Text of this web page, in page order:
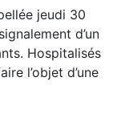
jeudi 30
d’un
Hospitalisés
l’objet d’une